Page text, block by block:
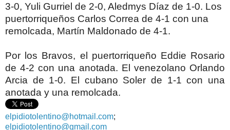
3-0, Yuli Gurriel de 2-0, Aledmys Díaz de 1-0. Los
puertorriqueños Carlos Correa de 4-1 con una
remolcada, Martín Maldonado de 4-1.
Por los Bravos, el puertorriqueño Eddie Rosario
de 4-2 con una anotada. El venezolano Orlando
Arcia de 1-0. El cubano Soler de 1-1 con una
anotada y una remolcada.
elpidiotolentino@hotmail.com;
elpidiotolentino@gmail.com